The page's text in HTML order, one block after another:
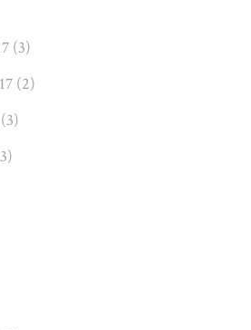
(3)
(2)
(3)